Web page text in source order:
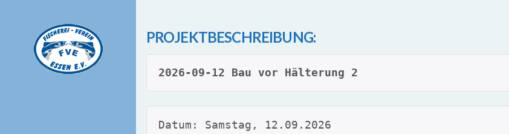
PROJEKTBESCHREIBUNG:
2026-09-12 Bau vor Hälterung 2
Datum: Samstag, 12.09.2026